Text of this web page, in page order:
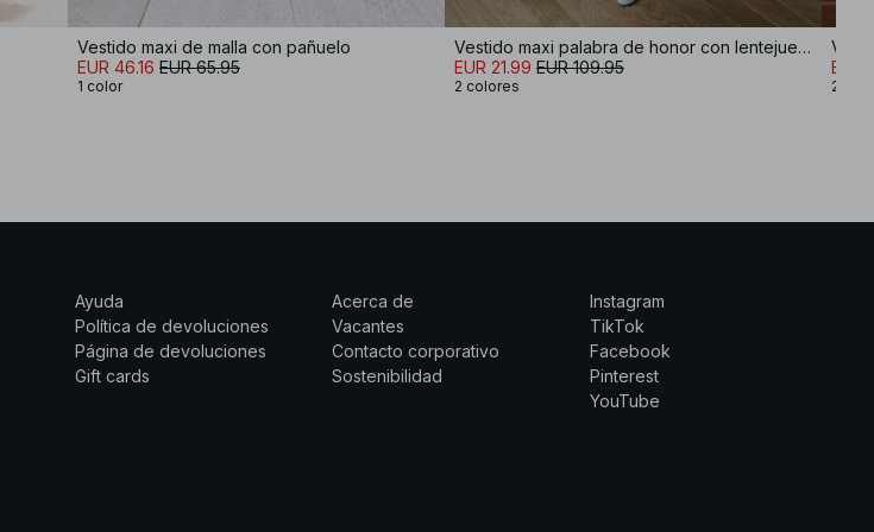
Vestido maxi de malla con pañuelo
EUR 46.16 EUR 65.95
1 color
Vestido maxi palabra de honor con lentejuelas
EUR 21.99 EUR 109.95
2 colores
EUR
2
Ayuda
Política de devoluciones
Página de devoluciones
Gift cards
Acerca de
Vacantes
Contacto corporativo
Sostenibilidad
Instagram
TikTok
Facebook
Pinterest
YouTube